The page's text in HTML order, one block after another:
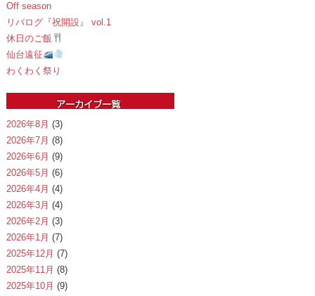
Off season
リバログ『祝開設』 vol.1
休日のご飯
仙台遠征
わくわく祭り
2026年8月 (3)
2026年7月 (8)
2026年6月 (9)
2026年5月 (6)
2026年4月 (4)
2026年3月 (4)
2026年2月 (3)
2026年1月 (7)
2025年12月 (7)
2025年11月 (8)
2025年10月 (9)